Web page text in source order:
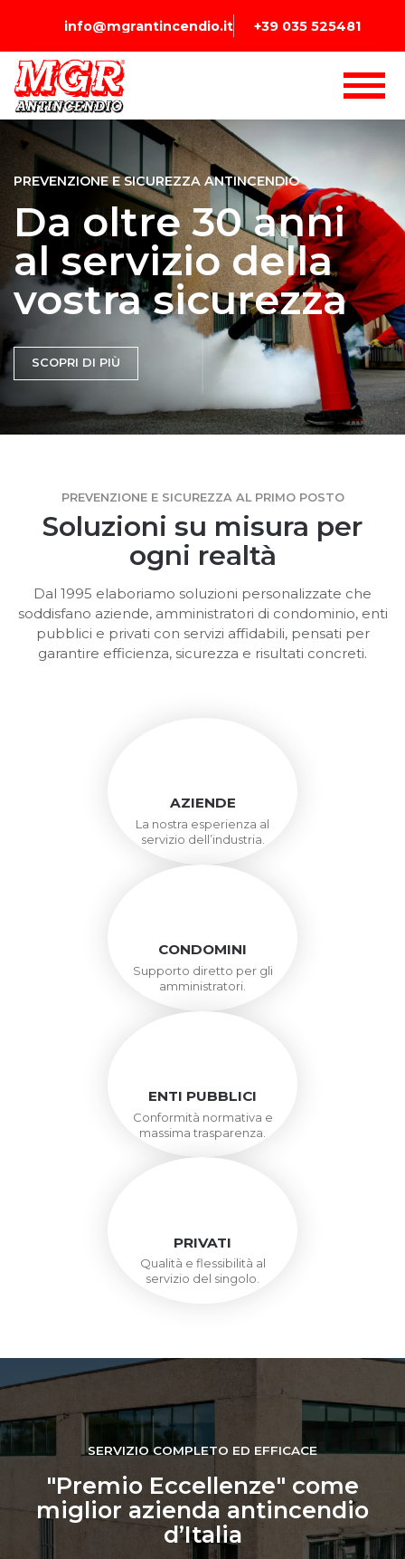
info@mgrantincendio.it +39 035 525481
PREVENZIONE E SICUREZZA ANTINCENDIO
Da oltre 30 anni
al servizio della
vostra sicurezza
SCOPRI DI PIÙ
PREVENZIONE E SICUREZZA AL PRIMO POSTO
Soluzioni su misura per
ogni realtà
Dal 1995 elaboriamo soluzioni personalizzate che
soddisfano aziende, amministratori di condominio, enti
pubblici e privati con servizi affidabili, pensati per
garantire efficienza, sicurezza e risultati concreti.
AZIENDE
La nostra esperienza al
servizio dell’industria.
CONDOMINI
Supporto diretto per gli
amministratori.
ENTI PUBBLICI
Conformità normativa e
massima trasparenza.
PRIVATI
Qualità e flessibilità al
servizio del singolo.
SERVIZIO COMPLETO ED EFFICACE
"Premio Eccellenze" come
miglior azienda antincendio
d’Italia